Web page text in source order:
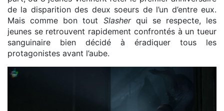
de la disparition des deux soeurs de l’un d’entre eux.
Mais comme bon tout Slasher qui se respecte, les
jeunes se retrouvent rapidement confrontés à un tueur
sanguinaire bien décidé à éradiquer tous les
protagonistes avant l’aube.